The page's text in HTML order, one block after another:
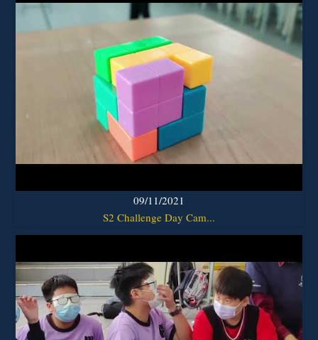
09/11/2021
S2 Challenge Day Cam...